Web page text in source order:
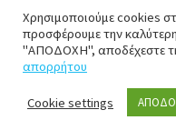
Χρησιμοποιούμε cookies
προσφέρουμε την
"ΑΠΟΔΟΧΗ", αποδέχεστε
απορρήτου
Cookie settings